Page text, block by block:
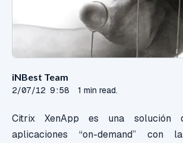
iNBest Team
2/07/12 9:58 1 min read.
Citrix XenApp es una solución
aplicaciones “on-demand” con